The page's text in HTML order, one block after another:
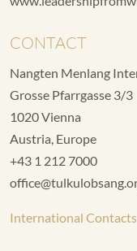
CONTACT
Nangten Menlang
Grosse Pfarrgasse 3/3
1020 Vienna
Austria, Europe
+43 1 212 7000
International Contacts